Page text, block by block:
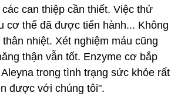
can thiệp cần thiết. Việc thử
cơ thể đã được tiến hành... Không
nhiệt. Xét nghiệm máu cũng
thận vẫn tốt. Enzyme cơ bắp
trong tình trạng sức khỏe rất
được với chúng tôi".